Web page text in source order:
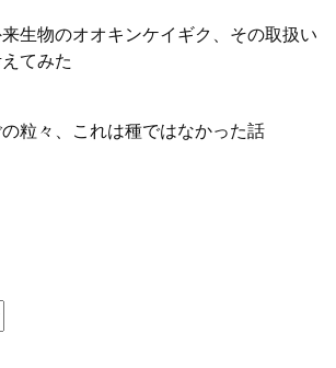
生物のオオキンケイギク、その取扱い
てみた
粒々、これは種ではなかった話